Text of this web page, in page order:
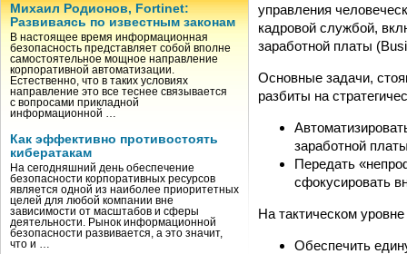
Михаил Родионов, Fortinet:
Развиваясь по известным законам
В настоящее время информационная
безопасность представляет собой вполне
самостоятельное мощное направление
корпоративной автоматизации.
Естественно, что в таких условиях
направление это все теснее связывается
с вопросами прикладной
информационной …
Как эффективно противостоять
кибератакам
На сегодняшний день обеспечение
безопасности корпоративных ресурсов
является одной из наиболее приоритетных
целей для любой компании вне
зависимости от масштабов и сферы
деятельности. Рынок информационной
безопасности развивается, а это значит,
что и …
управления
кадровой службой,
заработной платы
Основные задачи,
разбиты на
заработной
Передать
сфокусировать
На тактическом
Обеспечить